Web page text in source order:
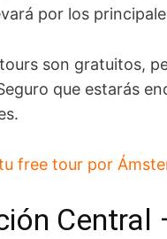
por los
son gratuitos,
que estarás
free tour por
Central